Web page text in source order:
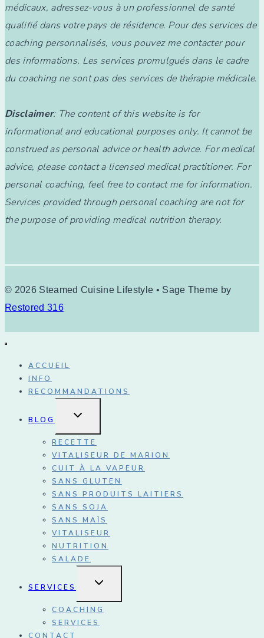
médicaux, adressez-vous à un professionnel de santé
qualifié dans votre pays de résidence. Pour des services de
coaching personnalisés, vous pouvez me contacter pour
des informations. Les services promulgués dans le cadre
du coaching ne sont pas des services de thérapie médicale.
Disclaimer: The content of this website is for
informational and educational purposes only. It cannot be
construed as personal advice or health advice. For medical
advice, please contact a licensed medical practitioner. For
personal coaching, feel free to contact me for information.
Services provided through personal coaching are not for
the purpose of providing medical nutrition therapy.
© 2026 Steamed Cuisine Lifestyle • Sage Theme by
Restored 316
ACCUEIL
INFO
RECOMMANDATIONS
BLOG
OUVRIR/FERMER
ENFANT
RECETTE
VITALISEUR DE MARION
CUIT À LA VAPEUR
SANS GLUTEN
SANS PRODUITS LAITIERS
SANS SOJA
SANS MAÏS
VITALISEUR
NUTRITION
SALADE
SERVICES
OUVRIR/FERMER
ENFANT
COACHING
SERVICES
CONTACT